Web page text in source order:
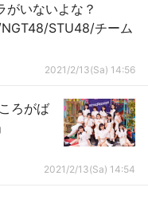
がいないよな？
STU48/チーム
2021/2/13(Sa) 14:56
ろがば
2021/2/13(Sa) 14:54